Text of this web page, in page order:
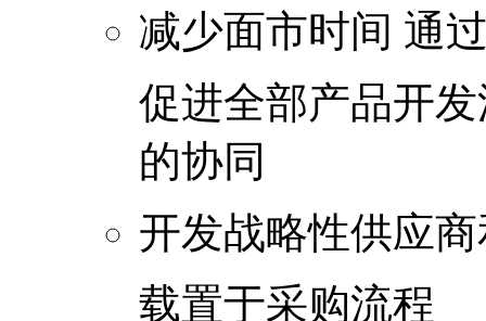
减少面市时间 通
促进全部产品开
的协同
开发战略性供应
载置于采购流程